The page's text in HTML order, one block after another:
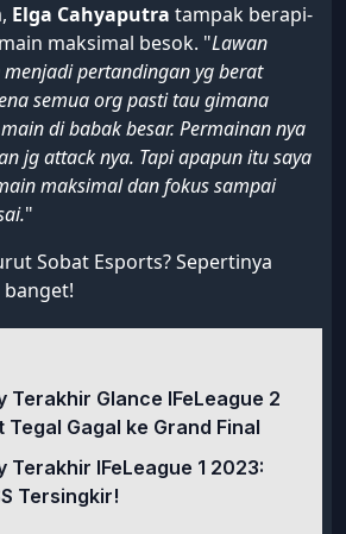
Elga Cahyaputra tampak berapi-
maksimal besok. "Lawan
pertandingan yg berat
semua org pasti tau gimana
di babak besar. Permainan nya
jg attack nya. Tapi apapun itu saya
maksimal dan fokus sampai
"
Sobat Esports? Sepertinya
Terakhir Glance IFeLeague 2
Gagal ke Grand Final
Terakhir IFeLeague 1 2023:
Tersingkir!